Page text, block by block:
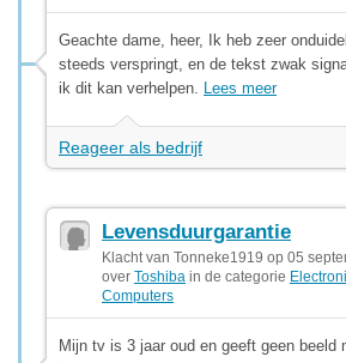
Geachte dame, heer, Ik heb zeer
steeds verspringt, en de tekst zwak
ik dit kan verhelpen. Lees meer
Reageer als bedrijf
Levensduurgarantie
Klacht van Tonneke1919 op 05
over Toshiba in de categorie
Computers
Mijn tv is 3 jaar oud en geeft geen beeld